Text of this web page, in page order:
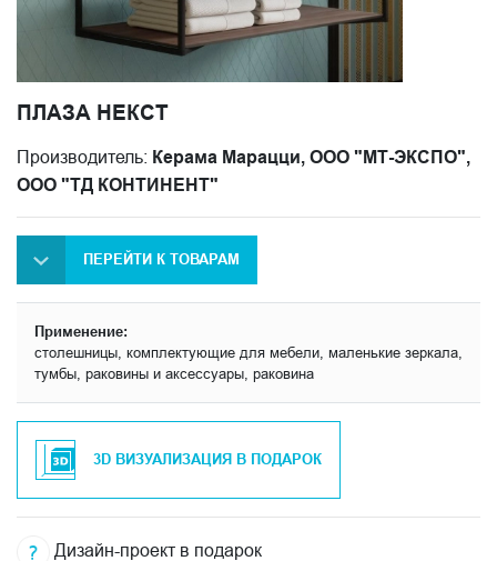
ПЛАЗА НЕКСТ
Производитель: Керама Марацци, ООО "МТ-ЭКСПО",
ООО "ТД КОНТИНЕНТ"
ПЕРЕЙТИ К ТОВАРАМ
Применение:
столешницы, комплектующие для мебели, маленькие зеркала,
тумбы, раковины и аксессуары, раковина
3D ВИЗУАЛИЗАЦИЯ В ПОДАРОК
Дизайн-проект в подарок